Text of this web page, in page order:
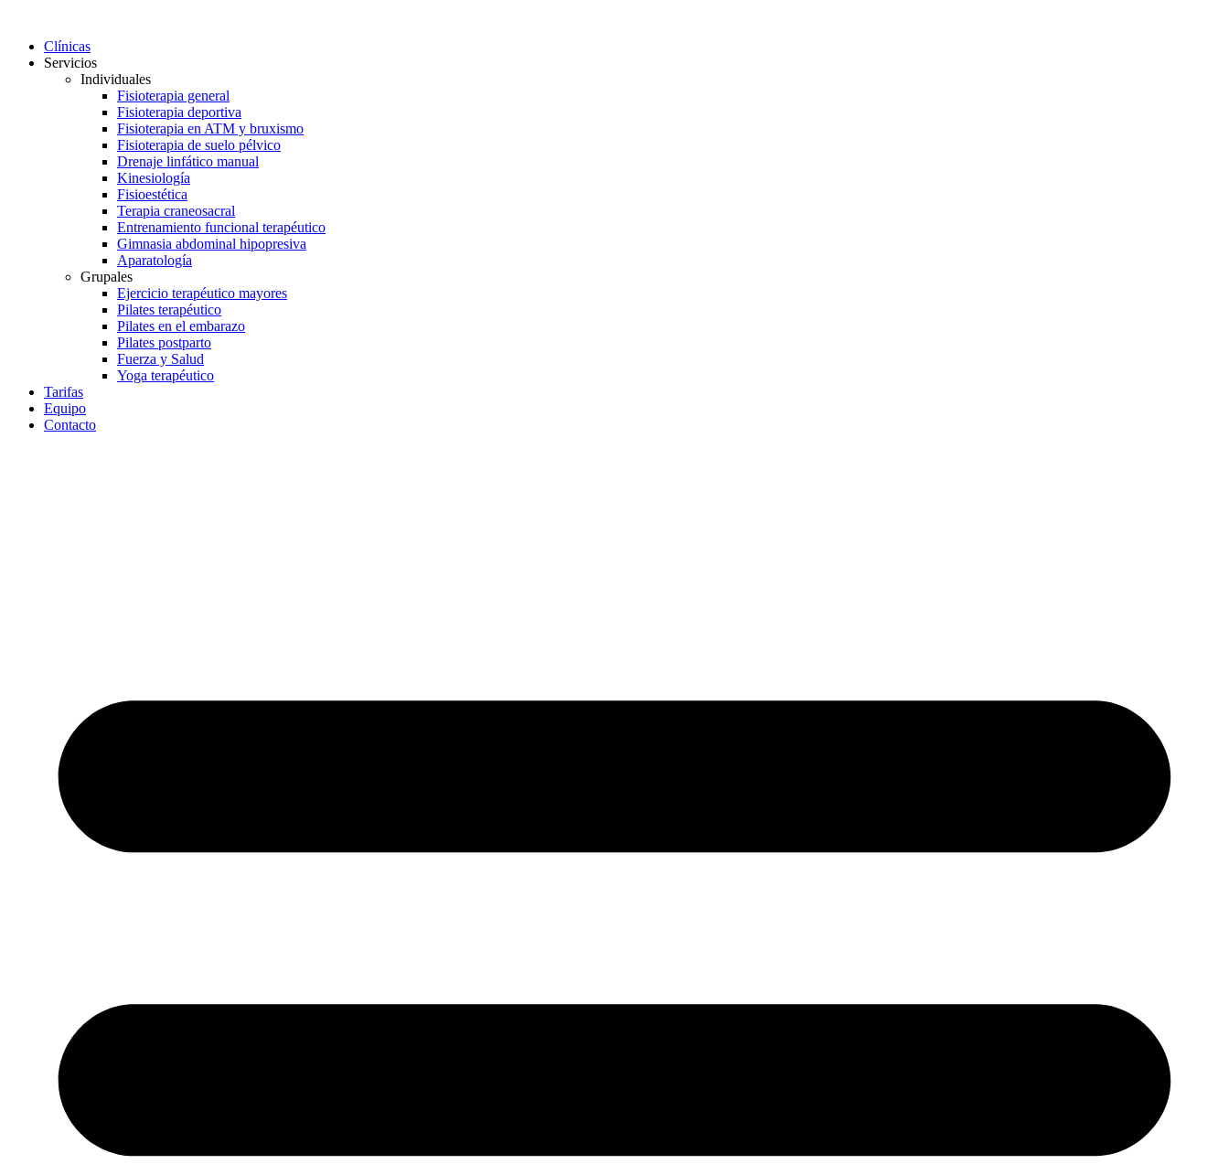
contenidoClínicas
Servicios
Individuales
Fisioterapia general
Fisioterapia deportiva
Fisioterapia en ATM y bruxismo
Fisioterapia de suelo pélvico
Drenaje linfático manual
Kinesiología
Fisioestética
Terapia craneosacral
Entrenamiento funcional terapéutico
Gimnasia abdominal hipopresiva
Aparatología
Grupales
Ejercicio terapéutico mayores
Pilates terapéutico
Pilates en el embarazo
Pilates postparto
Fuerza y Salud
Yoga terapéutico
Tarifas
Equipo
Contacto